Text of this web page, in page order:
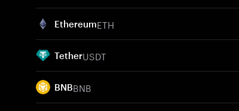
EthereumETH
TetherUSDT
BNBBNB